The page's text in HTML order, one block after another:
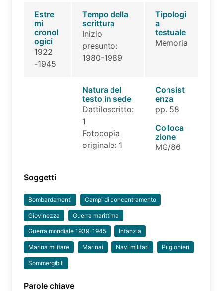
Estre
mi
cronol
ogici
1922
-1945
Tempo della
scrittura
Inizio
presunto:
1980-1989
Tipologi
a
testuale
Memoria
Natura del
testo in sede
Dattiloscritto:
1
Fotocopia
originale: 1
Consist
enza
pp. 58
Colloca
zione
MG/86
Soggetti
Bombardamenti Campi di concentramento
Giovinezza Guerra marittima
Guerra mondiale 1939-1945 Infanzia
Marina militare Marinai Navi militari Prigionieri
Sommergibili
Parole chiave